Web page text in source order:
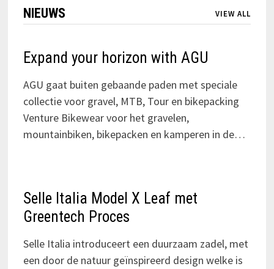
NIEUWS VIEW ALL
Expand your horizon with AGU
AGU gaat buiten gebaande paden met speciale
collectie voor gravel, MTB, Tour en bikepacking
Venture Bikewear voor het gravelen,
mountainbiken, bikepacken en kamperen in de…
Selle Italia Model X Leaf met
Greentech Proces
Selle Italia introduceert een duurzaam zadel, met
een door de natuur geïnspireerd design welke is